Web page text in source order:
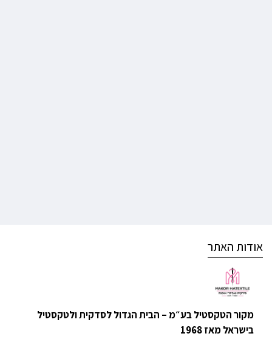
אודות האתר
מקור הטקסטיל בע״מ – הבית הגדול לסדקית ולטקסטיל
בישראל מאז 1968